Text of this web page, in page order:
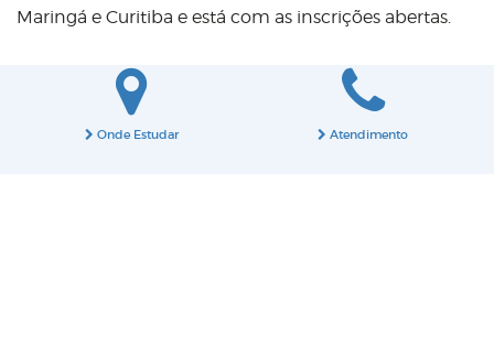
Maringá e Curitiba e está com as inscrições abertas.
Onde Estudar Atendimento